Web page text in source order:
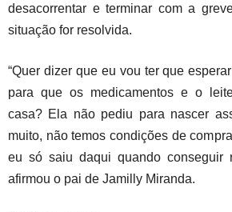
desacorrentar e terminar com a
situação for resolvida.
“Quer dizer que eu vou ter que
para que os medicamentos e o
casa? Ela não pediu para nascer
muito, não temos condições de
eu só saiu daqui quando conseguir
afirmou o pai de Jamilly Miranda.